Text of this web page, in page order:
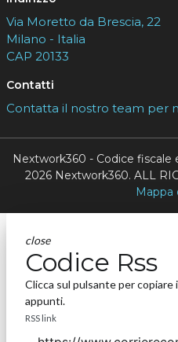
Via Moretto da Brescia, 22
Milano - Italia
CAP 20133
Contatti
Contatta il nostro team per
Nextwork360 - Codice fiscale
2026 Nextwork360. ALL
Mappa
close
Codice Rss
Clicca sul pulsante per copiare
appunti.
RSS link